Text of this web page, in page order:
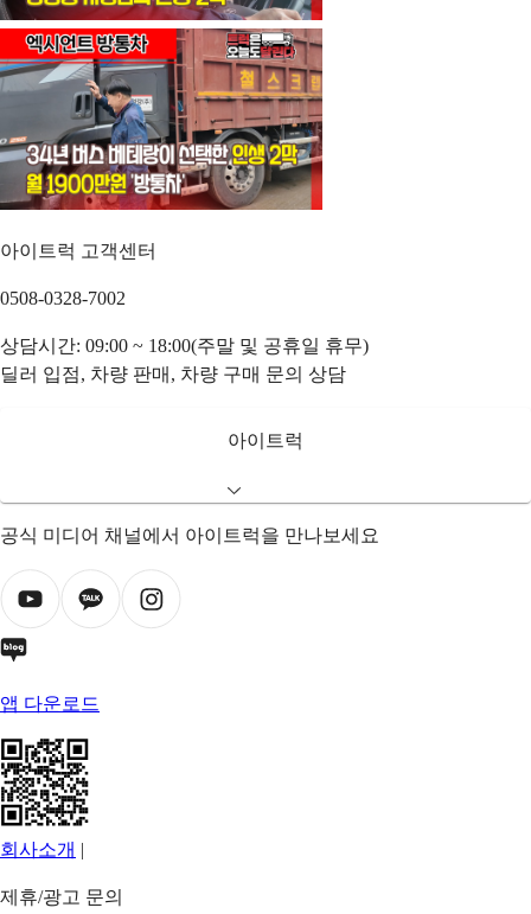
아이트럭 고객센터
0508-0328-7002
상담시간: 09:00 ~ 18:00(주말 및 공휴일 휴무)
딜러 입점, 차량 판매, 차량 구매 문의 상담
아이트럭
공식 미디어 채널에서 아이트럭을 만나보세요
앱 다운로드
회사소개 |
제휴/광고 문의